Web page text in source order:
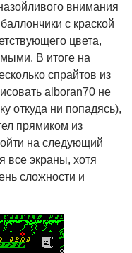
внимания
с краской
цвета,
В итоге на
спрайтов из
alboran70 не
откуда ни попадясь),
прямиком из
на следующий
все экраны, хотя
сложности и